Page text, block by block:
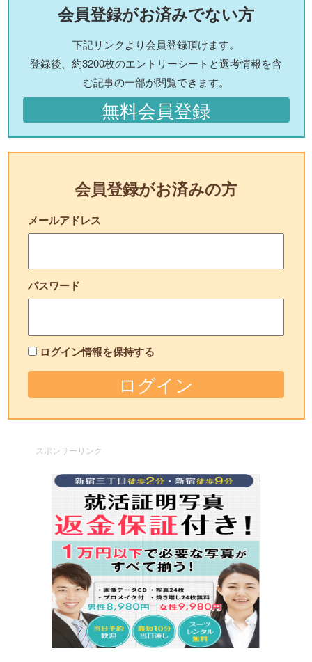
会員登録がお済みでない方
下記リンクより会員登録頂けます。
登録後、約3200枚のエントリーシートと選考情報を含
む記事の一部が閲覧できます。
無料会員登録
会員登録がお済みの方
メールアドレス
パスワード
ログイン情報を保持する
スポンサーリンク